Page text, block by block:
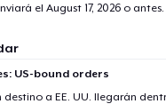
el August 17, 2026o antes.
US-bound orders
a EE. UU. llegarán